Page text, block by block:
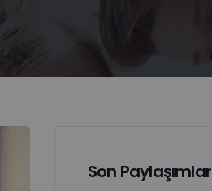
Son Paylaşımlar